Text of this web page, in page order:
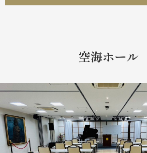
空海ホール